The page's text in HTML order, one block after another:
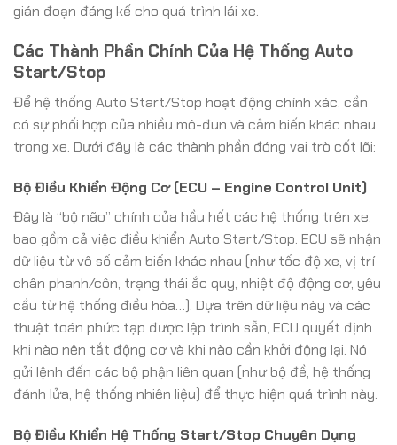
gián đoạn đáng kể cho quá trình lái xe.
Các Thành Phần Chính Của Hệ Thống Auto
Start/Stop
Để hệ thống Auto Start/Stop hoạt động chính xác, cần
có sự phối hợp của nhiều mô-đun và cảm biến khác nhau
trong xe. Dưới đây là các thành phần đóng vai trò cốt lõi:
Bộ Điều Khiển Động Cơ (ECU – Engine Control Unit)
Đây là “bộ não” chính của hầu hết các hệ thống trên xe,
bao gồm cả việc điều khiển Auto Start/Stop. ECU sẽ nhận
dữ liệu từ vô số cảm biến khác nhau (như tốc độ xe, vị trí
chân phanh/côn, trạng thái ắc quy, nhiệt độ động cơ, yêu
cầu từ hệ thống điều hòa…). Dựa trên dữ liệu này và các
thuật toán phức tạp được lập trình sẵn, ECU quyết định
khi nào nên tắt động cơ và khi nào cần khởi động lại. Nó
gửi lệnh đến các bộ phận liên quan (như bộ đề, hệ thống
đánh lửa, hệ thống nhiên liệu) để thực hiện quá trình này.
Bộ Điều Khiển Hệ Thống Start/Stop Chuyên Dụng